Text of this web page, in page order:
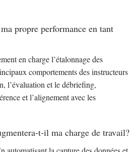
propre performance en tant
en charge l’étalonnage des
comportements des instructeurs
l’évaluation et le débriefing,
et l’alignement avec les
t-il ma charge de travail?